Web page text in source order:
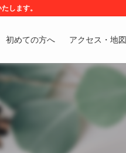
します。
初めての方へ アクセス・地図